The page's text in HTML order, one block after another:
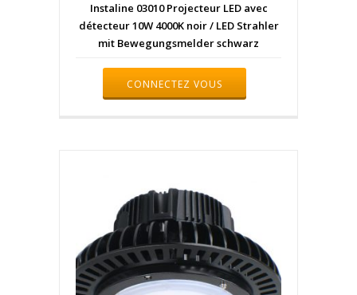
Instaline 03010 Projecteur LED avec
détecteur 10W 4000K noir / LED Strahler
mit Bewegungsmelder schwarz
CONNECTEZ VOUS